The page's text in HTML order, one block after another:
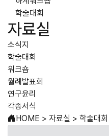
학술대회
자료실
소식지
학술대회
워크숍
월례발표회
연구윤리
각종서식
HOME > 자료실 > 학술대회